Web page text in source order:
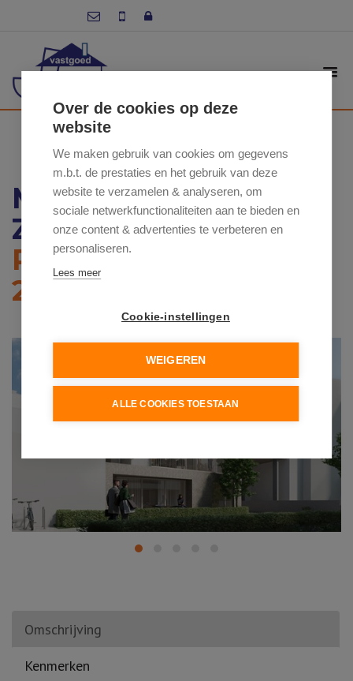
MEIRE 9 , 9620
ZOTTEGEM
PRIJS VANAF: €
285 500
Omschrijving
Kenmerken
Over de cookies op deze
website
We maken gebruik van cookies om gegevens
m.b.t. de prestaties en het gebruik van deze
website te verzamelen & analyseren, om
sociale netwerkfunctionaliteiten aan te bieden en
onze content & advertenties te verbeteren en
personaliseren.
Lees meer
Cookie-instellingen
WEIGEREN
ALLE COOKIES TOESTAAN